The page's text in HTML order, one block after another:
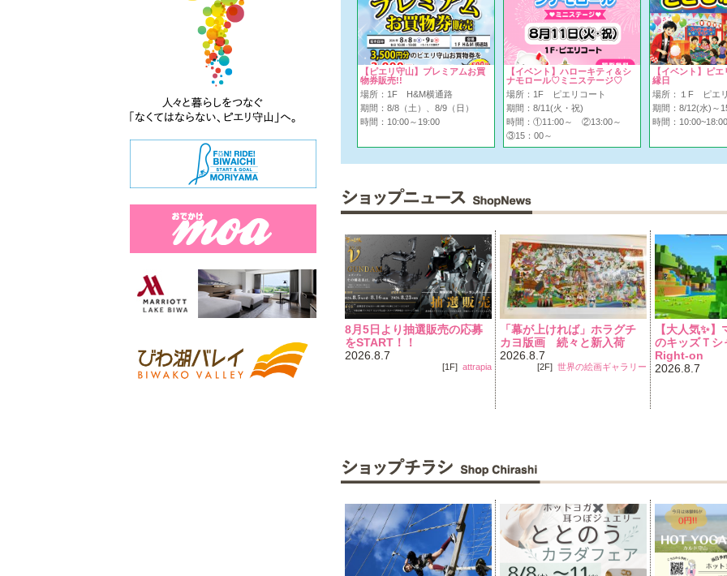
【ピエリ守山】プレミアムお買
物券販売!!
場所：1F H&M横通路
期間：8/8（土）、8/9（日）
時間：10:00～19:00
【イベント】ハローキティ＆シ
ナモロール♡ミニステージ♡
場所：1F ピエリコート
期間：8/11(火・祝)
時間：①11:00～ ②13:00～
③15：00～
【イベント】ピ
縁日
場所：１F ピエ
期間：8/12(水)～
時間：10:00~18:00
お花とバルーンのお店
Hanaemon
へＧＯ！キャンペーン開
催！
2026.8.7
[1F] NISSAN [滋賀日産]
8月5日より抽選販売の応募
をSTART！！
2026.8.7
[1F] attrapia
「幕が上ければ」ホラグチ
カヨ版画 続々と新入荷
2026.8.7
[2F] 世界の絵画ギャラリー
【大人気✨️
のキッズＴシ
Right-on
2026.8.7